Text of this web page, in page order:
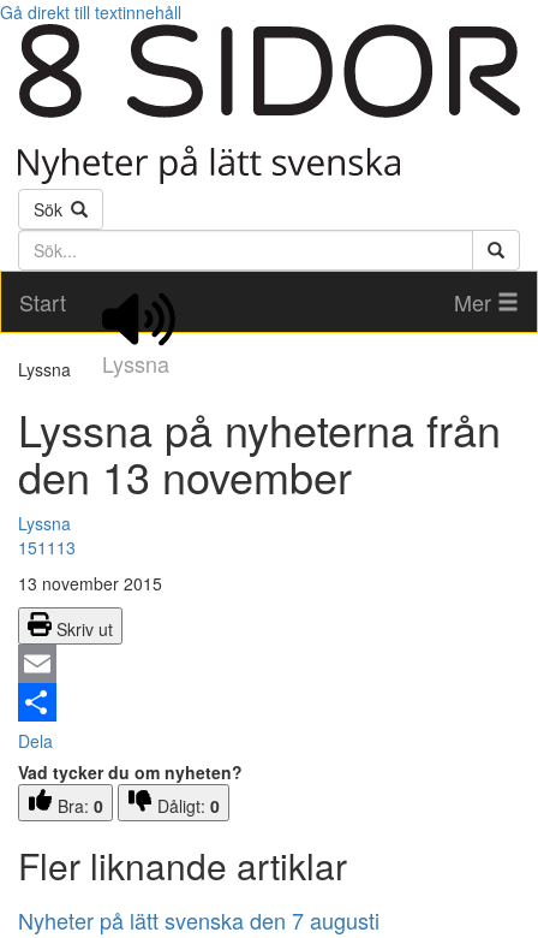
Gå direkt till textinnehåll
Sök
Söktext
Start
Lyssna
Mer
Lyssna
Lyssna på nyheterna från
den 13 november
Lyssna
151113
13 november 2015
Skriv ut
Email
Dela
Vad tycker du om nyheten?
Bra: 0 Dåligt: 0
Fler liknande artiklar
Nyheter på lätt svenska den 7 augusti